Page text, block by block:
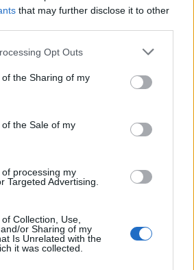
that may further disclose it to other
app uses one or more Google
or usage behaviour. You may click to
to Google and its third-party tags to
specified purposes in below Google
Opt Outs
the Sharing of my
the Sale of my
processing my
Targeted Advertising.
Collection, Use,
or Sharing of my
Is Unrelated with the
it was collected.
új alkotásának magyar
egyelőre nincs hír.